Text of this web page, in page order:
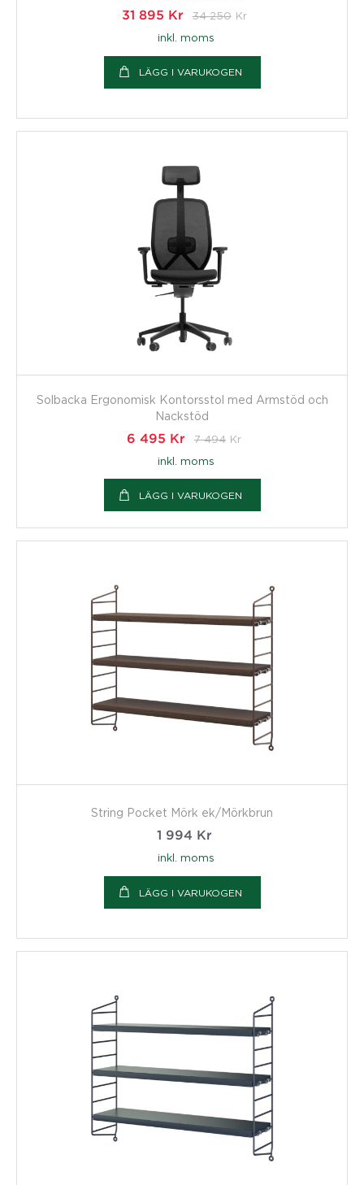
31 895 Kr 34 250 Kr
inkl. moms
LÄGG I VARUKOGEN
Solbacka Ergonomisk Kontorsstol med Armstöd och
Nackstöd
6 495 Kr 7 494 Kr
inkl. moms
LÄGG I VARUKOGEN
String Pocket Mörk ek/Mörkbrun
1 994 Kr
inkl. moms
LÄGG I VARUKOGEN